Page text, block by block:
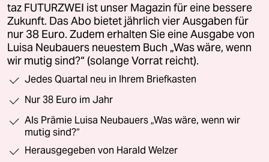
taz FUTURZWEI ist unser Magazin für eine bessere
Zukunft. Das Abo bietet jährlich vier Ausgaben für
nur 38 Euro. Zudem erhalten Sie eine Ausgabe von
Luisa Neubauers neuestem Buch „Was wäre, wenn
wir mutig sind?“ (solange Vorrat reicht).
Jedes Quartal neu in Ihrem Briefkasten
Nur 38 Euro im Jahr
Als Prämie Luisa Neubauers „Was wäre, wenn wir
mutig sind?“
Herausgegeben von Harald Welzer